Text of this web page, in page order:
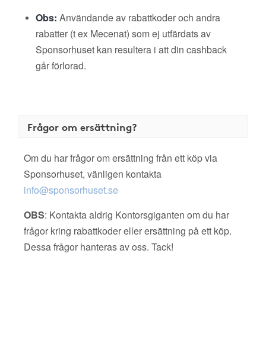
Obs: Användande av rabattkoder och andra
rabatter (t ex Mecenat) som ej utfärdats av
Sponsorhuset kan resultera i att din cashback
går förlorad.
Frågor om ersättning?
Om du har frågor om ersättning från ett köp via
Sponsorhuset, vänligen kontakta
info@sponsorhuset.se
OBS: Kontakta aldrig Kontorsgiganten om du har
frågor kring rabattkoder eller ersättning på ett köp.
Dessa frågor hanteras av oss. Tack!